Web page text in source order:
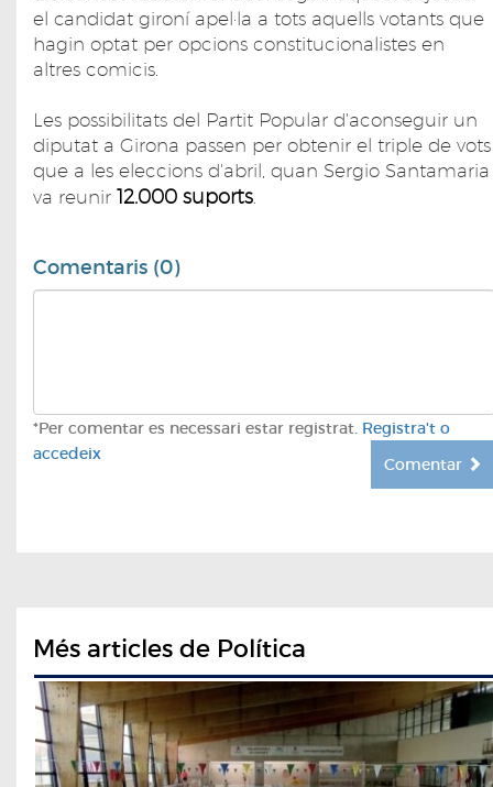
el candidat gironí apel·la a tots aquells votants que
hagin optat per opcions constitucionalistes en
altres comicis.
Les possibilitats del Partit Popular d'aconseguir un
diputat a Girona passen per obtenir el triple de vots
que a les eleccions d'abril, quan Sergio Santamaria
va reunir 12.000 suports.
Comentaris (0)
*Per comentar es necessari estar registrat. Registra't o
accedeix
Comentar
Més articles de Política